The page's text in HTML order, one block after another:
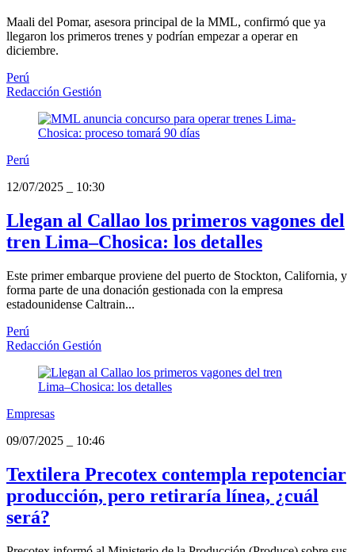
Maali del Pomar, asesora principal de la MML, confirmó que ya
llegaron los primeros trenes y podrían empezar a operar en
diciembre.
Perú
Redacción Gestión
Perú
12/07/2025
10:30
Llegan al Callao los primeros vagones del
tren Lima–Chosica: los detalles
Este primer embarque proviene del puerto de Stockton, California, y
forma parte de una donación gestionada con la empresa
estadounidense Caltrain...
Perú
Redacción Gestión
Empresas
09/07/2025
10:46
Textilera Precotex contempla repotenciar
producción, pero retiraría línea, ¿cuál
será?